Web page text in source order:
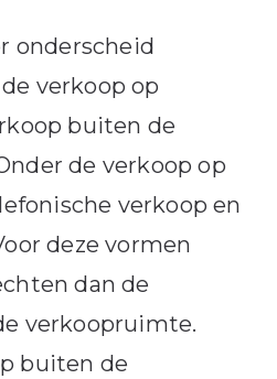
onderscheid
verkoop op
buiten de
de verkoop op
verkoop en
deze vormen
dan de
verkoopruimte.
buiten de